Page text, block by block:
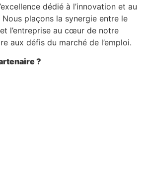
dédié à l’innovation et au
plaçons la synergie entre le
l’entreprise au cœur de notre
aux défis du marché de l’emploi.
?